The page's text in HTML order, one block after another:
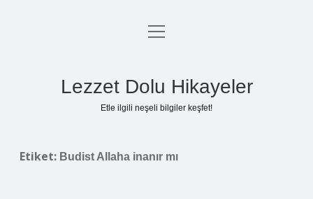
Anasayfa
menüyü
Lezzet Dolu Hikayeler
Etle ilgili neşeli bilgiler keşfet!
Etiket: Budist Allaha inanır mı